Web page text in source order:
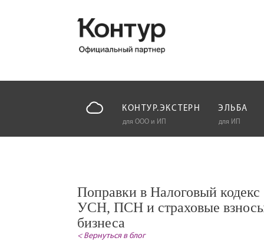
КОНТУР.ЭКСТЕРН
для ООО и ИП
ЭЛЬБА
для ИП
Поправки в Налоговый
УСН, ПСН и страховые
бизнеса
< Вернуться в блог